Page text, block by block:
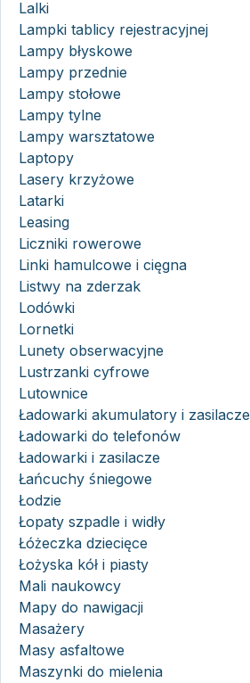
Lalki
Lampki tablicy rejestracyjnej
Lampy błyskowe
Lampy przednie
Lampy stołowe
Lampy tylne
Lampy warsztatowe
Laptopy
Lasery krzyżowe
Latarki
Leasing
Liczniki rowerowe
Linki hamulcowe i cięgna
Listwy na zderzak
Lodówki
Lornetki
Lunety obserwacyjne
Lustrzanki cyfrowe
Lutownice
Ładowarki akumulatory i zasilacze
Ładowarki do telefonów
Ładowarki i zasilacze
Łańcuchy śniegowe
Łodzie
Łopaty szpadle i widły
Łóżeczka dziecięce
Łożyska kół i piasty
Mali naukowcy
Mapy do nawigacji
Masażery
Masy asfaltowe
Maszynki do mielenia